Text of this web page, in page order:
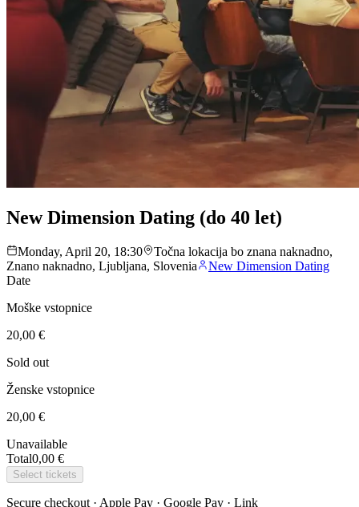
New Dimension Dating (do 40 let)
Monday, April 20, 18:30
Točna lokacija bo znana naknadno,
Znano naknadno, Ljubljana, Slovenia
New Dimension Dating
Date
Moške vstopnice
20,00 €
Sold out
Ženske vstopnice
20,00 €
Unavailable
Total0,00 €
Select tickets
Secure checkout · Apple Pay · Google Pay · Link